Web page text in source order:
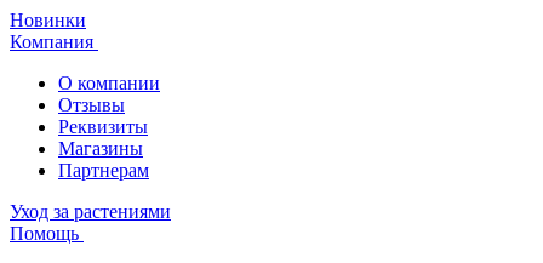
Новинки
Компания
О компании
Отзывы
Реквизиты
Магазины
Партнерам
Уход за растениями
Помощь